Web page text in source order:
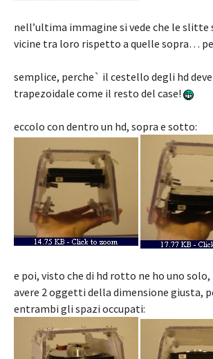
nell’ultima immagine si vede che le
vicine tra loro rispetto a quelle sopra…
semplice, perche` il cestello degli hd deve
trapezoidale come il resto del case!
eccolo con dentro un hd, sopra e sotto:
e poi, visto che di hd rotto ne ho uno
avere 2 oggetti della dimensione giusta,
entrambi gli spazi occupati: